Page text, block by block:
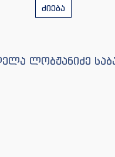
ძიება
ლობჟანიძე